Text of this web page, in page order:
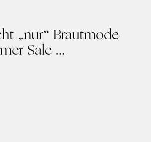
„nur“ Brautmode
Sale …